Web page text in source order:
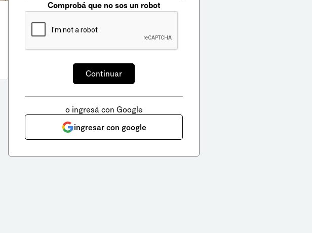
Comprobá que no sos un robot
o ingresá con Google
ingresar con google